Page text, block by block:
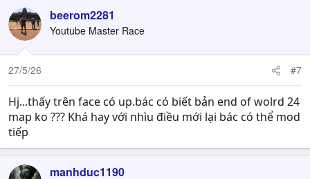
beerom2281
Youtube Master Race
27/5/26 #7
Hj...thấy trên face có up.bác có biết bản end of wolrd 24
map ko ??? Khá hay với nhìu điều mới lại bác có thể mod
tiếp
manhduc1190